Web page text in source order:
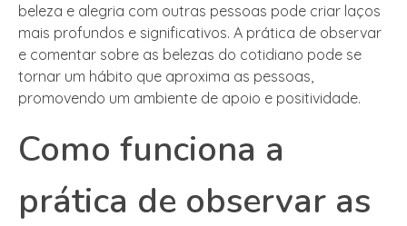
beleza e alegria com outras pessoas pode criar laços
mais profundos e significativos. A prática de observar
e comentar sobre as belezas do cotidiano pode se
tornar um hábito que aproxima as pessoas,
promovendo um ambiente de apoio e positividade.
Como funciona a
prática de observar as